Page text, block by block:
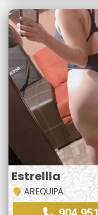
Estrellla
AREQUIPA